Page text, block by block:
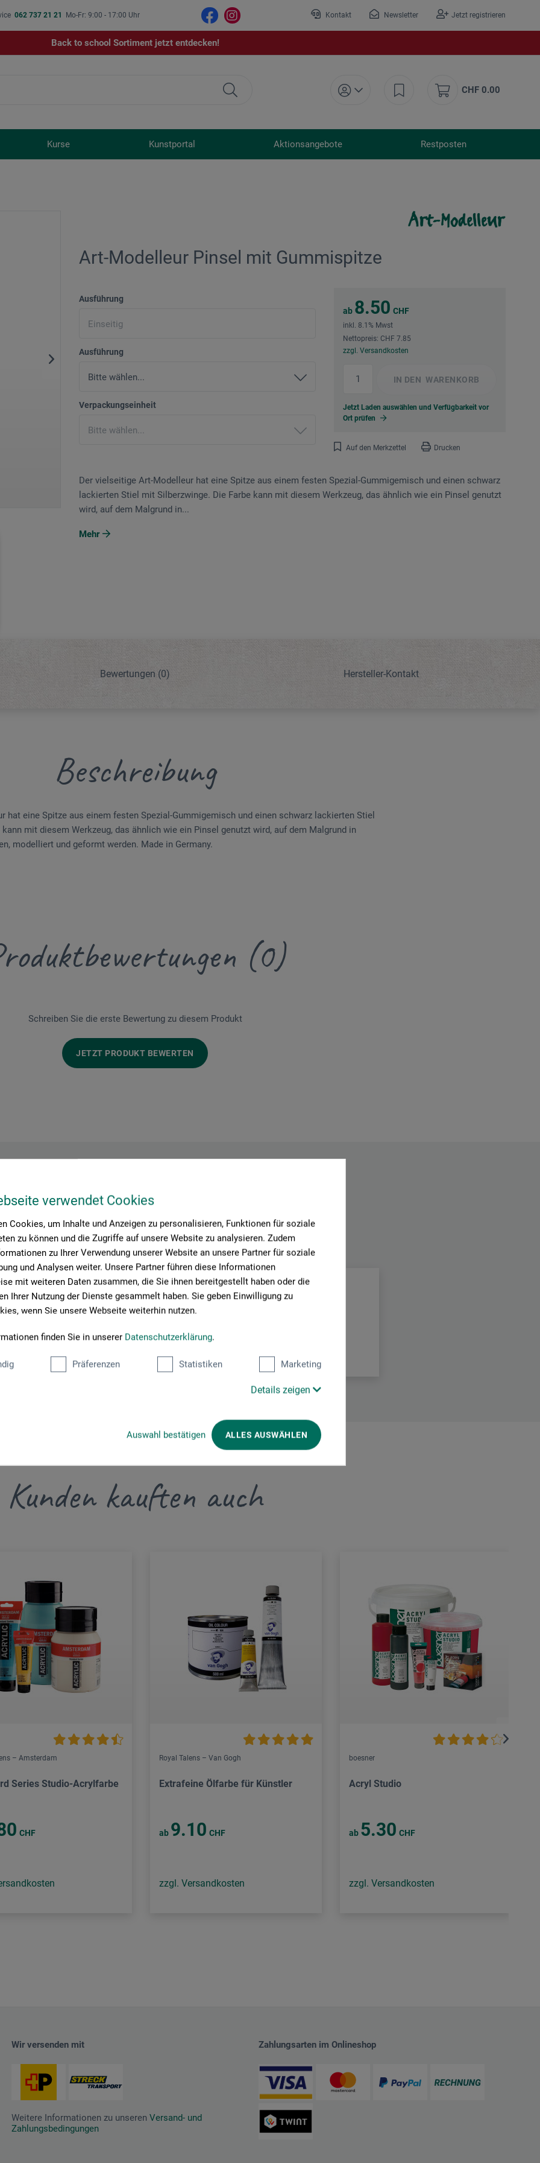
verwendet Cookies
Cookies, um Inhalte und Anzeigen zu personalisieren, Funktionen für soziale
zu können und die Zugriffe auf unsere Website zu analysieren. Zudem
zu Ihrer Verwendung unserer Website an unsere Partner für soziale
und Analysen weiter. Unsere Partner führen diese Informationen
mit weiteren Daten zusammen, die Sie ihnen bereitgestellt haben oder die
Ihrer Nutzung der Dienste gesammelt haben. Sie geben Einwilligung zu
wenn Sie unsere Webseite weiterhin nutzen.
finden Sie in unserer Datenschutzerklärung.
Präferenzen Statistiken Marketing
Details zeigen
Auswahl bestätigen ALLES AUSWÄHLEN
062 737 21 21 Mo-Fr: 9:00 - 17:00 Uhr Kontakt Newsletter Jetzt registrieren
Back to school Sortiment jetzt entdecken!
CHF 0.00
Kurse Kunstportal Aktionsangebote Restposten
Art-Modelleur Pinsel mit Gummispitze
Ausführung
Ausführung
Verpackungseinheit
ab 8.50 CHF
inkl. 8.1% Mwst
Nettopreis: CHF 7.85
zzgl. Versandkosten
IN DEN WARENKORB
Jetzt Laden auswählen und Verfügbarkeit vor
Ort prüfen
Auf den Merkzettel Drucken
Der vielseitige Art-Modelleur hat eine Spitze aus einem festen Spezial-Gummigemisch und einen schwarz
lackierten Stiel mit Silberzwinge. Die Farbe kann mit diesem Werkzeug, das ähnlich wie ein Pinsel genutzt
wird, auf dem Malgrund in...
Mehr
Bewertungen (0) Hersteller-Kontakt
Beschreibung
hat eine Spitze aus einem festen Spezial-Gummigemisch und einen schwarz lackierten Stiel
mit diesem Werkzeug, das ähnlich wie ein Pinsel genutzt wird, auf dem Malgrund in
modelliert und geformt werden. Made in Germany.
(0)
Schreiben Sie die erste Bewertung zu diesem Produkt
JETZT PRODUKT BEWERTEN
Hersteller-Kontakt
finden Sie die Kontaktdaten des Herstellers zu diesem Produkt.
+ innovations
Kunden kauften auch
– Amsterdam
Series Studio-Acrylfarbe
CHF
Royal Talens – Van Gogh
Extrafeine Ölfarbe für Künstler
ab 9.10 CHF
zzgl. Versandkosten
boesner
Acryl Studio
ab 5.30 CHF
zzgl. Versandkosten
Wir versenden mit
Weitere Informationen zu unseren Versand- und
Zahlungsbedingungen
Zahlungsarten im Onlineshop